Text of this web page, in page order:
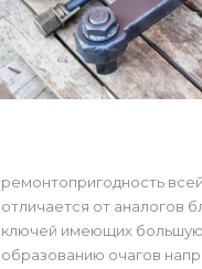
ремонтопригодность
отличается от аналогов
ключей имеющих
образованию очагов